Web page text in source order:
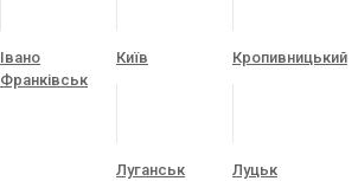
Івано
Франківськ
Київ Кропивницький
Луганськ Луцьк